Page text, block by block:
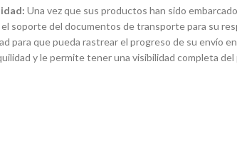
Una vez que sus productos han sido
el soporte del documentos de transporte para su
para que pueda rastrear el progreso de su envío
y le permite tener una visibilidad completa